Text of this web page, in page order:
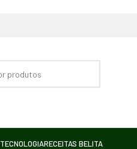
TECNOLOGIARECEITAS BELITA